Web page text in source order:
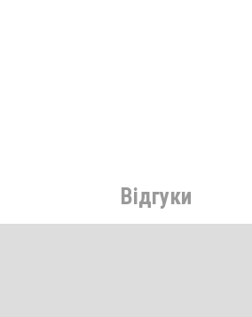
Відгуки